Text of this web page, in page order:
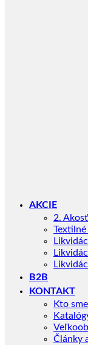
AKCIE
2. Akosť
B2B
KONTAKT
Kto
Články